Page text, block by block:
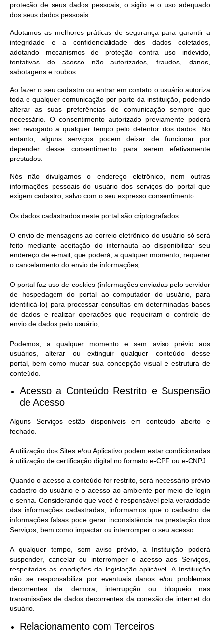
Galeria de Fotos
Galeria de Vídeos
Telefones Úteis
Diário Oficial
Contratos, Convênios e Publicações MROSC
Ouvidoria Municipal
Notícias
Contato
Listagem de Contribuintes Inscritos na Dívida Ativa do
Município
proteção de seus dados pessoais, o sigilo e o uso adequado
dos seus dados pessoais.
Adotamos as melhores práticas de segurança para garantir a
integridade e a confidencialidade dos dados coletados,
adotando mecanismos de proteção contra uso indevido,
tentativas de acesso não autorizados, fraudes, danos,
sabotagens e roubos.
Ao fazer o seu cadastro ou entrar em contato o usuário autoriza
toda e qualquer comunicação por parte da instituição, podendo
alterar as suas preferências de comunicação sempre que
necessário. O consentimento autorizado previamente poderá
ser revogado a qualquer tempo pelo detentor dos dados. No
entanto, alguns serviços podem deixar de funcionar por
depender desse consentimento para serem efetivamente
prestados.
Nós não divulgamos o endereço eletrônico, nem outras
informações pessoais do usuário dos serviços do portal que
exigem cadastro, salvo com o seu expresso consentimento.
Os dados cadastrados neste portal são criptografados.
O envio de mensagens ao correio eletrônico do usuário só será
feito mediante aceitação do internauta ao disponibilizar seu
endereço de e-mail, que poderá, a qualquer momento, requerer
o cancelamento do envio de informações;
O portal faz uso de cookies (informações enviadas pelo servidor
de hospedagem do portal ao computador do usuário, para
identificá-lo) para processar consultas em determinadas bases
de dados e realizar operações que requeiram o controle de
envio de dados pelo usuário;
Podemos, a qualquer momento e sem aviso prévio aos
usuários, alterar ou extinguir qualquer conteúdo desse
portal, bem como mudar sua concepção visual e estrutura de
conteúdo.
Acesso a Conteúdo Restrito e Suspensão
de Acesso​
Alguns Serviços estão disponíveis em conteúdo aberto e
fechado.
A utilização dos Sites e/ou Aplicativo podem estar condicionadas
à utilização de certificação digital no formato e-CPF ou e-CNPJ.
Quando o acesso a conteúdo for restrito, será necessário prévio
cadastro do usuário e o acesso ao ambiente por meio de login
e senha. Considerando que você é responsável pela veracidade
das informações cadastradas, informamos que o cadastro de
informações falsas pode gerar inconsistência na prestação dos
Serviços, bem como impactar ou interromper o seu acesso.
A qualquer tempo, sem aviso prévio, a Instituição poderá
suspender, cancelar ou interromper o acesso aos Serviços,
respeitadas as condições da legislação aplicável. A Instituição
não se responsabiliza por eventuais danos e/ou problemas
decorrentes da demora, interrupção ou bloqueio nas
transmissões de dados decorrentes da conexão de internet do
usuário.
Relacionamento com Terceiros